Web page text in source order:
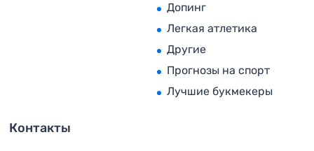
Допинг
Легкая атлетика
Другие
Прогнозы на спорт
Лучшие букмекеры
Контакты